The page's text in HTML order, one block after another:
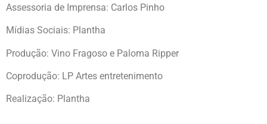
Assessoria de Imprensa: Carlos Pinho
Mídias Sociais: Plantha
Produção: Vino Fragoso e Paloma Ripper
Coprodução: LP Artes entretenimento
Realização: Plantha